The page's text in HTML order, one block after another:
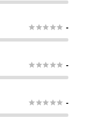
 -
 -
 -